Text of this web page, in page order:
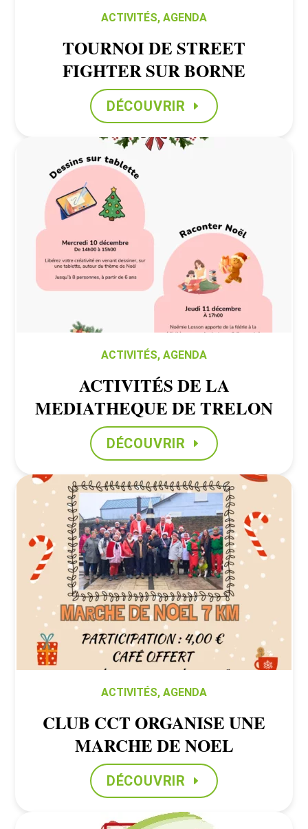
ACTIVITÉS, AGENDA
TOURNOI DE STREET
FIGHTER SUR BORNE
DÉCOUVRIR
ACTIVITÉS, AGENDA
ACTIVITÉS DE LA
MEDIATHEQUE DE TRELON
DÉCOUVRIR
ACTIVITÉS, AGENDA
CLUB CCT ORGANISE UNE
MARCHE DE NOEL
DÉCOUVRIR